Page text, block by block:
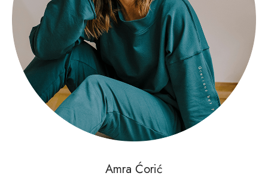
Amra Ćorić